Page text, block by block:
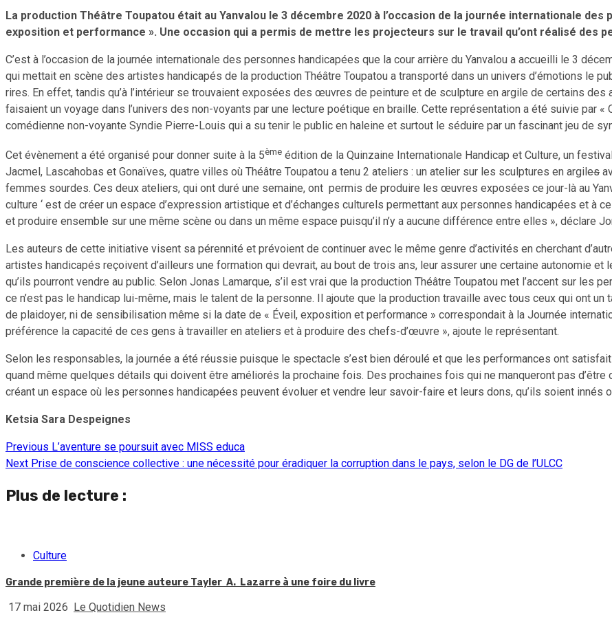
La production Théâtre Toupatou était au Yanvalou le 3 décembre 2020 à l’occasion de la journée internationale
exposition et performance ». Une occasion qui a permis de mettre les projecteurs sur le travail qu’ont réalisé des
C’est à l’occasion de la journée internationale des personnes handicapées que la cour arrière du Yanvalou a accueilli le 3
qui mettait en scène des artistes handicapés de la production Théâtre Toupatou a transporté dans un univers d’émotions le
rires. En effet, tandis qu’à l’intérieur se trouvaient exposées des œuvres de peinture et de sculpture en argile de certains
faisaient un voyage dans l’univers des non-voyants par une lecture poétique en braille. Cette représentation a été suivie par
comédienne non-voyante Syndie Pierre-Louis qui a su tenir le public en haleine et surtout le séduire par un fascinant jeu de
Cet évènement a été organisé pour donner suite à la 5ème édition de la Quinzaine Internationale Handicap et Culture, un
Jacmel, Lascahobas et Gonaïves, quatre villes où Théâtre Toupatou a tenu 2 ateliers : un atelier sur les sculptures en argiles
femmes sourdes. Ces deux ateliers, qui ont duré une semaine, ont permis de produire les œuvres exposées ce jour-là au
culture ‘ est de créer un espace d’expression artistique et d’échanges culturels permettant aux personnes handicapées et à
et produire ensemble sur une même scène ou dans un même espace puisqu’il n’y a aucune différence entre elles », déclare
Les auteurs de cette initiative visent sa pérennité et prévoient de continuer avec le même genre d’activités en cherchant
artistes handicapés reçoivent d’ailleurs une formation qui devrait, au bout de trois ans, leur assurer une certaine autonomie
qu’ils pourront vendre au public. Selon Jonas Lamarque, s’il est vrai que la production Théâtre Toupatou met l’accent sur les
ce n’est pas le handicap lui-même, mais le talent de la personne. Il ajoute que la production travaille avec tous ceux qui ont un
de plaidoyer, ni de sensibilisation même si la date de « Éveil, exposition et performance » correspondait à la Journée
préférence la capacité de ces gens à travailler en ateliers et à produire des chefs-d’œuvre », ajoute le représentant.
Selon les responsables, la journée a été réussie puisque le spectacle s’est bien déroulé et que les performances ont
quand même quelques détails qui doivent être améliorés la prochaine fois. Des prochaines fois qui ne manqueront pas
créant un espace où les personnes handicapées peuvent évoluer et vendre leur savoir-faire et leurs dons, qu’ils soient innés
Ketsia Sara Despeignes
Continue
Previous L’aventure se poursuit avec MISS educa
Next Prise de conscience collective : une nécessité pour éradiquer la corruption dans le pays, selon le DG de l’ULCC
Plus de lecture :
Culture
Grande première de la jeune auteure Tayler A. Lazarre à une foire du livre
17 mai 2026 Le Quotidien News